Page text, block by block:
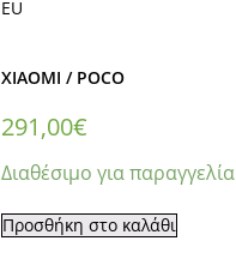
EU
XIAOMI / POCO
291,00€
Διαθέσιμο για παραγγελία
Προσθήκη στο καλάθι